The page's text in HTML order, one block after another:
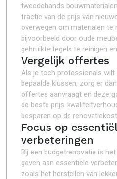
tweedehands
fractie van de prijs van
overwegen om materialen te
bijvoorbeeld door oude
gebruikte tegels te reinigen
Vergelijk offertes
Als je toch professionals wilt
bepaalde klussen, zorg er
offertes aanvraagt en deze
de beste prijs-
besparen op de
Focus op
verbeteringen
Bij een budgetrenovatie is
geven aan essentiële
zoals het herstellen van